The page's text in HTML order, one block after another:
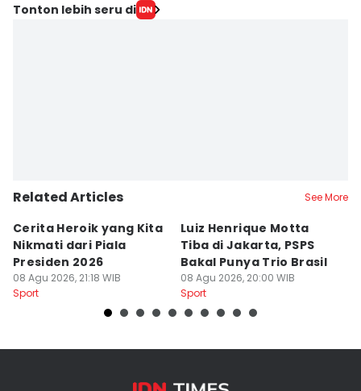
Tonton lebih seru di
Related Articles See More
Cerita Heroik yang Kita
Nikmati dari Piala
Presiden 2026
08 Agu 2026, 21:18 WIB
Sport
Luiz Henrique Motta
Tiba di Jakarta, PSPS
Bakal Punya Trio Brasil
08 Agu 2026, 20:00 WIB
Sport